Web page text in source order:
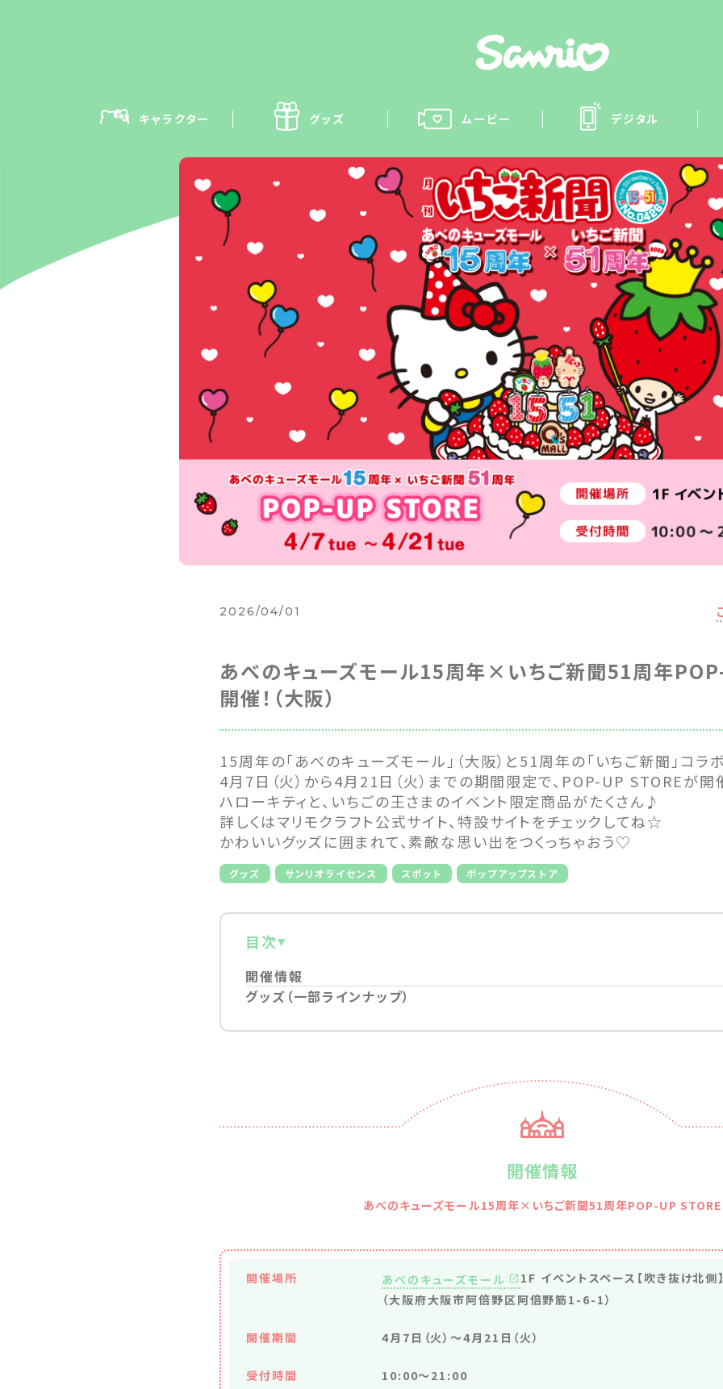
キャラクター グッズ ムービー デジタル
2026/04/01
あべのキューズモール15周年×いちご新聞51周年
開催！（大阪）
15周年の「あべのキューズモール」（大阪）と51周年の「いちご新聞」コ
4月7日（火）から4月21日（火）までの期間限定で、POP-UP STOREが開
ハローキティと、いちごの王さまのイベント限定商品がたくさん♪
詳しくはマリモクラフト公式サイト、特設サイトをチェックしてね☆
かわいいグッズに囲まれて、素敵な思い出をつくっちゃおう♡
グッズ サンリオライセンス スポット ポップアップストア
目次
開催情報
グッズ（一部ラインナップ）
開催情報
あべのキューズモール15周年×いちご新聞51周年POP-UP STORE
開催場所 あべのキューズモール
1F イベントスペース【吹き抜け北側
（大阪府大阪市阿倍野区阿倍野筋1-6-1）
開催期間 4月7日（火）〜4月21日（火）
受付時間 10:00〜21:00